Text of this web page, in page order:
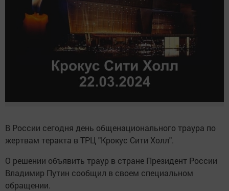
В России сегодня день общенационального траура по
жертвам теракта в ТРЦ "Крокус Сити Холл".
О решении объявить траур в стране Президент России
Владимир Путин сообщил в своем специальном
обращении.